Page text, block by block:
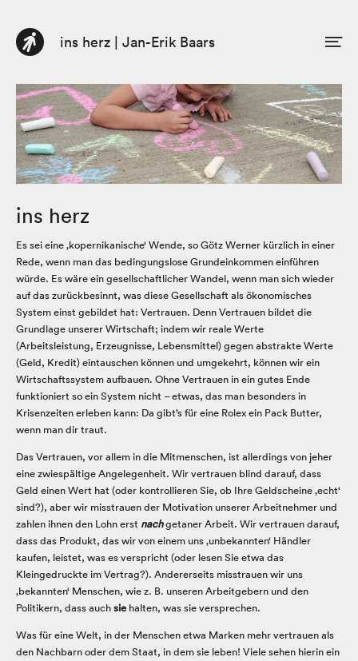
ins herz | Jan-Erik Baars
Profil
Beratung
Buch
DEEN
ins herz
Es sei eine ‚kopernikanische‘ Wende, so Götz Werner kürzlich in einer
Rede, wenn man das bedingungslose Grundeinkommen einführen
würde. Es wäre ein gesellschaftlicher Wandel, wenn man sich wieder
auf das zurückbesinnt, was diese Gesellschaft als ökonomisches
System einst gebildet hat: Vertrauen. Denn Vertrauen bildet die
Grundlage unserer Wirtschaft; indem wir reale Werte
(Arbeitsleistung, Erzeugnisse, Lebensmittel) gegen abstrakte Werte
(Geld, Kredit) eintauschen können und umgekehrt, können wir ein
Wirtschaftssystem aufbauen. Ohne Vertrauen in ein gutes Ende
funktioniert so ein System nicht – etwas, das man besonders in
Krisenzeiten erleben kann: Da gibt’s für eine Rolex ein Pack Butter,
wenn man dir traut.
Das Vertrauen, vor allem in die Mitmenschen, ist allerdings von jeher
eine zwiespältige Angelegenheit. Wir vertrauen blind darauf, dass
Geld einen Wert hat (oder kontrollieren Sie, ob Ihre Geldscheine ‚echt‘
sind?), aber wir misstrauen der Motivation unserer Arbeitnehmer und
zahlen ihnen den Lohn erst nachgetaner Arbeit. Wir vertrauen darauf,
dass das Produkt, das wir von einem uns ‚unbekannten‘ Händler
kaufen, leistet, was es verspricht (oder lesen Sie etwa das
Kleingedruckte im Vertrag?). Andererseits misstrauen wir uns
‚bekannten‘ Menschen, wie z. B. unseren Arbeitgebern und den
Politikern, dass auchsie halten, was sie versprechen.
Was für eine Welt, in der Menschen etwa Marken mehr vertrauen als
den Nachbarn oder dem Staat, in dem sie leben! Viele sehen hierin ein